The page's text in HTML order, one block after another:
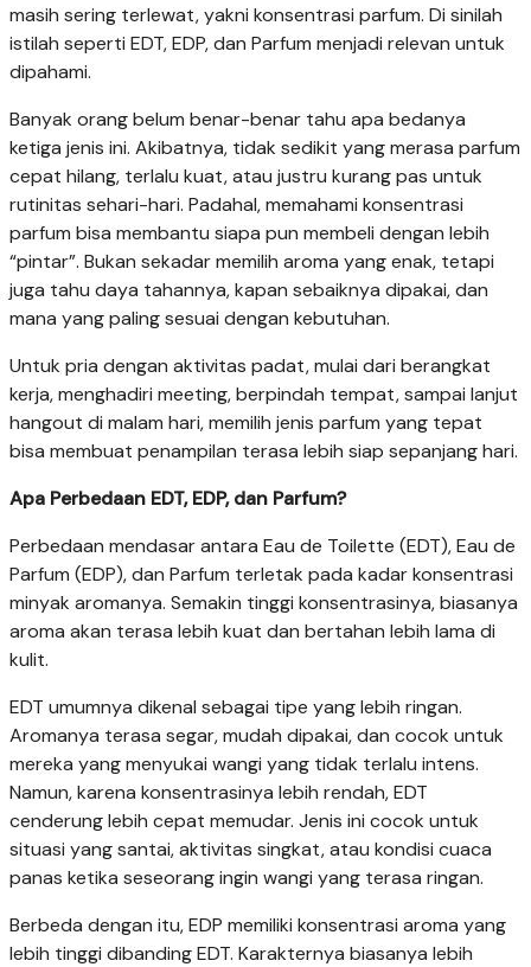
masih sering terlewat, yakni konsentrasi parfum. Di sinilah
istilah seperti EDT, EDP, dan Parfum menjadi relevan untuk
dipahami.
Banyak orang belum benar-benar tahu apa bedanya
ketiga jenis ini. Akibatnya, tidak sedikit yang merasa parfum
cepat hilang, terlalu kuat, atau justru kurang pas untuk
rutinitas sehari-hari. Padahal, memahami konsentrasi
parfum bisa membantu siapa pun membeli dengan lebih
“pintar”. Bukan sekadar memilih aroma yang enak, tetapi
juga tahu daya tahannya, kapan sebaiknya dipakai, dan
mana yang paling sesuai dengan kebutuhan.
Untuk pria dengan aktivitas padat, mulai dari berangkat
kerja, menghadiri meeting, berpindah tempat, sampai lanjut
hangout di malam hari, memilih jenis parfum yang tepat
bisa membuat penampilan terasa lebih siap sepanjang hari.
Apa Perbedaan EDT, EDP, dan Parfum?
Perbedaan mendasar antara Eau de Toilette (EDT), Eau de
Parfum (EDP), dan Parfum terletak pada kadar konsentrasi
minyak aromanya. Semakin tinggi konsentrasinya, biasanya
aroma akan terasa lebih kuat dan bertahan lebih lama di
kulit.
EDT umumnya dikenal sebagai tipe yang lebih ringan.
Aromanya terasa segar, mudah dipakai, dan cocok untuk
mereka yang menyukai wangi yang tidak terlalu intens.
Namun, karena konsentrasinya lebih rendah, EDT
cenderung lebih cepat memudar. Jenis ini cocok untuk
situasi yang santai, aktivitas singkat, atau kondisi cuaca
panas ketika seseorang ingin wangi yang terasa ringan.
Berbeda dengan itu, EDP memiliki konsentrasi aroma yang
lebih tinggi dibanding EDT. Karakternya biasanya lebih